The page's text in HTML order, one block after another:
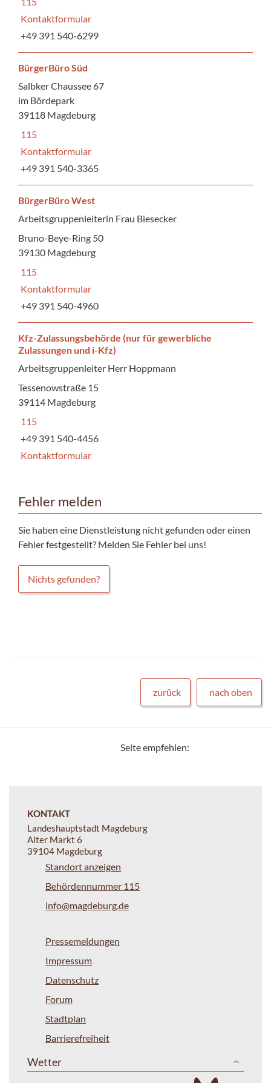
Kontaktformular
+49 391 540-6299
BürgerBüro Süd
Salbker Chaussee 67
im Bördepark
39118 Magdeburg
115
Kontaktformular
+49 391 540-3365
BürgerBüro West
Arbeitsgruppenleiterin Frau Biesecker
Bruno-Beye-Ring 50
39130 Magdeburg
115
Kontaktformular
+49 391 540-4960
Kfz-Zulassungsbehörde (nur für gewerbliche
Zulassungen und i-Kfz)
Arbeitsgruppenleiter Herr Hoppmann
Tessenowstraße 15
39114 Magdeburg
115
+49 391 540-4456
Kontaktformular
Fehler melden
Sie haben eine Dienstleistung nicht gefunden oder einen
Fehler festgestellt? Melden Sie Fehler bei uns!
Nichts gefunden?
zurück nach oben
Seite empfehlen:
KONTAKT
Landeshauptstadt Magdeburg
Alter Markt 6
39104 Magdeburg
Standort anzeigen
Behördennummer 115
info@magdeburg.de
Pressemeldungen
Impressum
Datenschutz
Forum
Stadtplan
Barrierefreiheit
Wetter